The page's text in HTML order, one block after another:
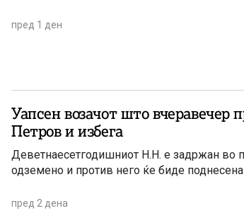
пред 1 ден
Уапсен возачот што вчеравечер
Петров и избега
Деветнаесетгодишниот Н.Н. е задржан во
одземено и против него ќе биде поднесена
пред 2 дена